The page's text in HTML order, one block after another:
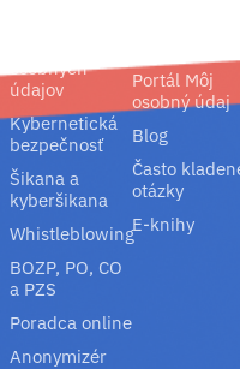
osobných
údajov
Kybernetická
bezpečnosť
Šikana a
kyberšikana
Whistleblowing
BOZP, PO, CO
a PZS
Poradca online
Anonymizér
Portál Môj
osobný údaj
Blog
Často
otázky
E-knihy